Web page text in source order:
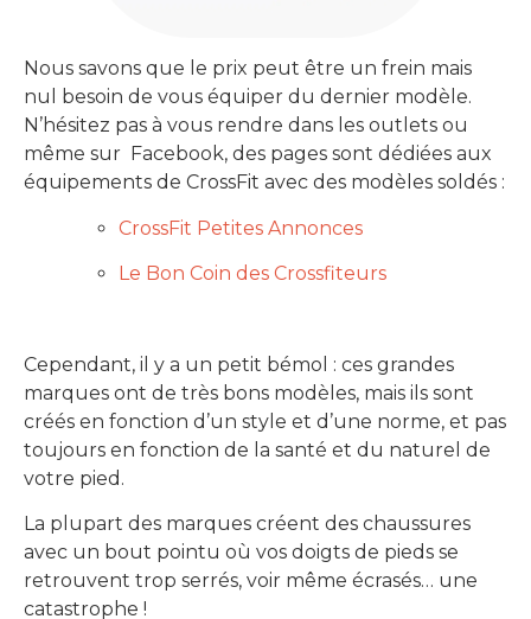
Nous savons que le prix peut être un frein mais
nul besoin de vous équiper du dernier modèle.
N’hésitez pas à vous rendre dans les outlets ou
même sur Facebook, des pages sont dédiées aux
équipements de CrossFit avec des modèles soldés :
CrossFit Petites Annonces
Le Bon Coin des Crossfiteurs
Cependant, il y a un petit bémol : ces grandes
marques ont de très bons modèles, mais ils sont
créés en fonction d’un style et d’une norme, et pas
toujours en fonction de la santé et du naturel de
votre pied.
La plupart des marques créent des chaussures
avec un bout pointu où vos doigts de pieds se
retrouvent trop serrés, voir même écrasés… une
catastrophe !